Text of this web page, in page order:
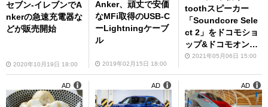
セブン-イレブンでA
nkerの急速充電器な
どが販売開始
2020年10月19日 18:00
Anker、頑丈で安価
なMFi取得のUSB-C
ーLightningケーブ
ル
2019年02月15日 18:00
toothスピーカー
「Soundcore Sele
ct 2」をドコモショ
ップ&ドコモオンラ
インショップにて販
2021年05月06日 15:00
AD AD AD